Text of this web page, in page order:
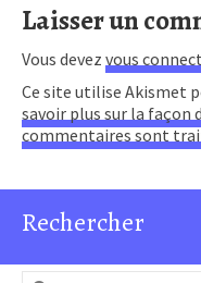
Laisser un
Vous devez vous
Ce site utilise Akismet
savoir plus sur la façon
commentaires sont
Rechercher